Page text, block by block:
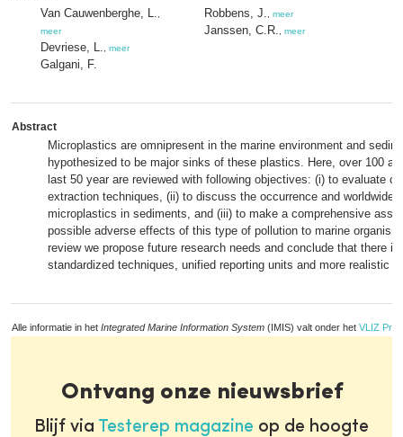
Van Cauwenberghe, L.
meer
Devriese, L. meer
Galgani, F.
Robbens, J. meer
Janssen, C.R. meer
Abstract
Microplastics are omnipresent in the marine environment and
hypothesized to be major sinks of these plastics. Here, over 100
last 50 year are reviewed with following objectives: (i) to evaluate
extraction techniques, (ii) to discuss the occurrence and worldwide
microplastics in sediments, and (iii) to make a comprehensive
possible adverse effects of this type of pollution to marine
review we propose future research needs and conclude that there
standardized techniques, unified reporting units and more realistic
Alle informatie in het Integrated Marine Information System (IMIS) valt onder het VLIZ
Ontvang onze nieuwsbrief
Blijf via Testerep magazine op de hoogte